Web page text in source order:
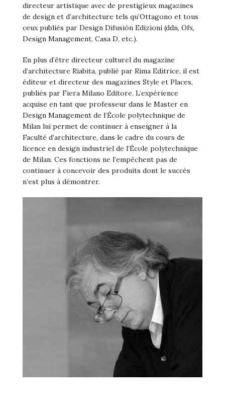
directeur artistique avec de prestigieux magazines
de design et d’architecture tels qu’Ottagono et tous
ceux publiés par Design Difusión Edizioni (ddn, Ofx,
Design Management, Casa D, etc.).
En plus d’être directeur culturel du magazine
d’architecture Riabita, publié par Rima Editrice, il est
éditeur et directeur des magazines Style et Places,
publiés par Fiera Milano Editore. L’expérience
acquise en tant que professeur dans le Master en
Design Management de l’École polytechnique de
Milan lui permet de continuer à enseigner à la
Faculté d’architecture, dans le cadre du cours de
licence en design industriel de l’École polytechnique
de Milan. Ces fonctions ne l’empêchent pas de
continuer à concevoir des produits dont le succès
n’est plus à démontrer.